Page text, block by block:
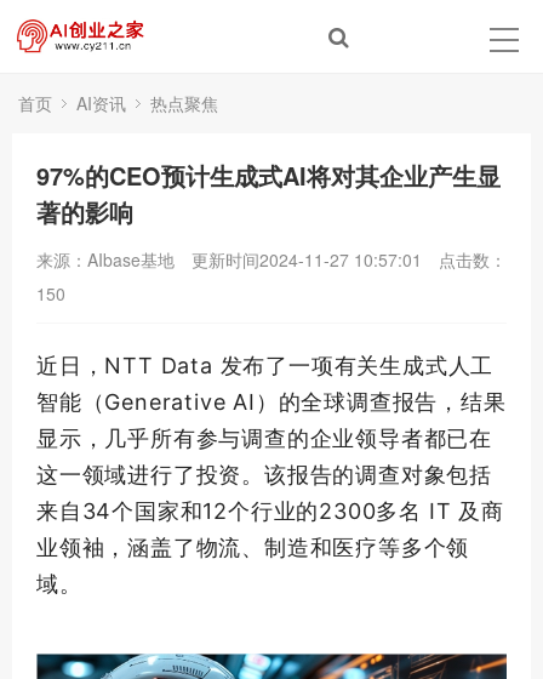
首页 AI资讯 热点聚焦
97%的CEO预计生成式AI将对其企业产生显
著的影响
来源：AIbase基地 更新时间2024-11-27 10:57:01
点击数：
150
近日，NTT Data 发布了一项有关生成式人工
智能（Generative AI）的全球调查报告，结果
显示，几乎所有参与调查的企业领导者都已在
这一领域进行了投资。该报告的调查对象包括
来自34个国家和12个行业的2300多名 IT 及商
业领袖 ，涵盖了物流、制造和医疗等多个领
域。